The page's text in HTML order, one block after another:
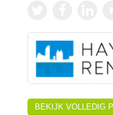
BEKIJK VOLLEDIG